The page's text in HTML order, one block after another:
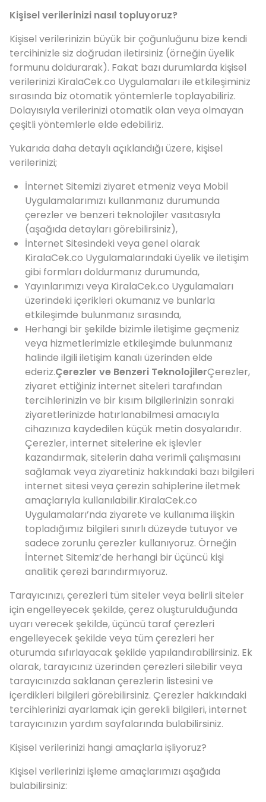
Kişisel verilerinizi nasıl topluyoruz?
Kişisel verilerinizin büyük bir çoğunluğunu bize kendi
tercihinizle siz doğrudan iletirsiniz (örneğin üyelik
formunu doldurarak). Fakat bazı durumlarda kişisel
verilerinizi KiralaCek.co Uygulamaları ile etkileşiminiz
sırasında biz otomatik yöntemlerle toplayabiliriz.
Dolayısıyla verilerinizi otomatik olan veya olmayan
çeşitli yöntemlerle elde edebiliriz.
Yukarıda daha detaylı açıklandığı üzere, kişisel
verilerinizi;
İnternet Sitemizi ziyaret etmeniz veya Mobil
Uygulamalarımızı kullanmanız durumunda
çerezler ve benzeri teknolojiler vasıtasıyla
(aşağıda detayları görebilirsiniz),
İnternet Sitesindeki veya genel olarak
KiralaCek.co Uygulamalarındaki üyelik ve iletişim
gibi formları doldurmanız durumunda,
Yayınlarımızı veya KiralaCek.co Uygulamaları
üzerindeki içerikleri okumanız ve bunlarla
etkileşimde bulunmanız sırasında,
Herhangi bir şekilde bizimle iletişime geçmeniz
veya hizmetlerimizle etkileşimde bulunmanız
halinde ilgili iletişim kanalı üzerinden elde
ederiz.Çerezler ve Benzeri TeknolojilerÇerezler,
ziyaret ettiğiniz internet siteleri tarafından
tercihlerinizin ve bir kısım bilgilerinizin sonraki
ziyaretlerinizde hatırlanabilmesi amacıyla
cihazınıza kaydedilen küçük metin dosyalarıdır.
Çerezler, internet sitelerine ek işlevler
kazandırmak, sitelerin daha verimli çalışmasını
sağlamak veya ziyaretiniz hakkındaki bazı bilgileri
internet sitesi veya çerezin sahiplerine iletmek
amaçlarıyla kullanılabilir.KiralaCek.co
Uygulamaları’nda ziyarete ve kullanıma ilişkin
topladığımız bilgileri sınırlı düzeyde tutuyor ve
sadece zorunlu çerezler kullanıyoruz. Örneğin
İnternet Sitemiz’de herhangi bir üçüncü kişi
analitik çerezi barındırmıyoruz.
Tarayıcınızı, çerezleri tüm siteler veya belirli siteler
için engelleyecek şekilde, çerez oluşturulduğunda
uyarı verecek şekilde, üçüncü taraf çerezleri
engelleyecek şekilde veya tüm çerezleri her
oturumda sıfırlayacak şekilde yapılandırabilirsiniz. Ek
olarak, tarayıcınız üzerinden çerezleri silebilir veya
tarayıcınızda saklanan çerezlerin listesini ve
içerdikleri bilgileri görebilirsiniz. Çerezler hakkındaki
tercihlerinizi ayarlamak için gerekli bilgileri, internet
tarayıcınızın yardım sayfalarında bulabilirsiniz.
Kişisel verilerinizi hangi amaçlarla işliyoruz?
Kişisel verilerinizi işleme amaçlarımızı aşağıda
bulabilirsiniz: